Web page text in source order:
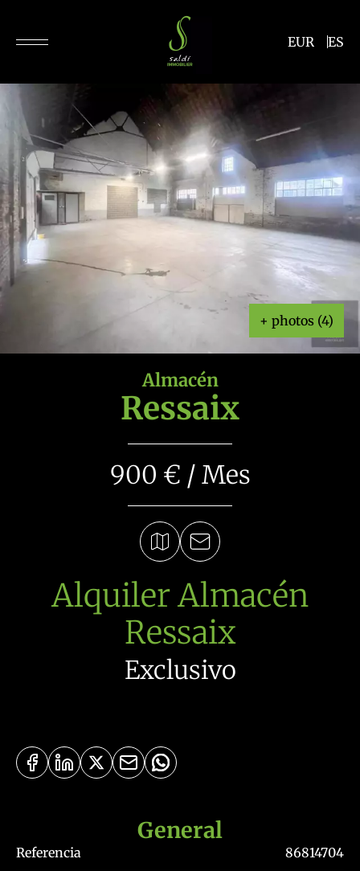
EUR ES
+ photos (4)
Almacén
Ressaix
900 € / Mes
Alquiler Almacén
Ressaix
Exclusivo
General
Referencia 86814704